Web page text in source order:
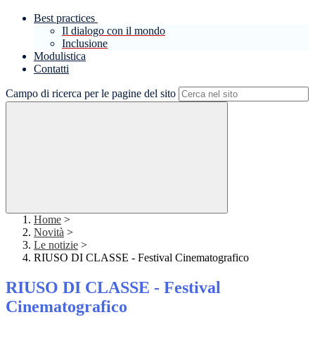
Best practices
Il dialogo con il mondo
Inclusione
Modulistica
Contatti
Campo di ricerca per le pagine del sito
Home >
Novità >
Le notizie >
RIUSO DI CLASSE - Festival Cinematografico
RIUSO DI CLASSE - Festival
Cinematografico